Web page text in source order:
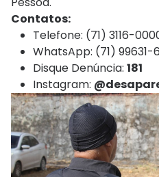
Contatos:
Telefone: (71) 3116-
WhatsApp: (71) 99631-
Disque Denúncia: 181
Instagram: